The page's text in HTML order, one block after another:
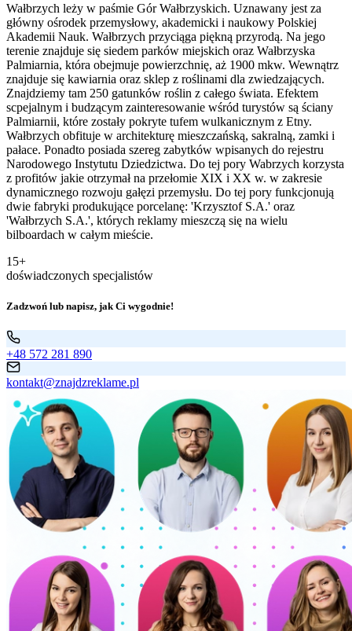
Wałbrzych leży w paśmie Gór Wałbrzyskich. Uznawany jest za
główny ośrodek przemysłowy, akademicki i naukowy Polskiej
Akademii Nauk. Wałbrzych przyciąga piękną przyrodą. Na jego
terenie znajduje się siedem parków miejskich oraz Wałbrzyska
Palmiarnia, która obejmuje powierzchnię, aż 1900 mkw. Wewnątrz
znajduje się kawiarnia oraz sklep z roślinami dla zwiedzających.
Znajdziemy tam 250 gatunków roślin z całego świata. Efektem
scpejalnym i budzącym zainteresowanie wśród turystów są ściany
Palmiarnii, które zostały pokryte tufem wulkanicznym z Etny.
Wałbrzych obfituje w architekturę mieszczańską, sakralną, zamki i
pałace. Ponadto posiada szereg zabytków wpisanych do rejestru
Narodowego Instytutu Dziedzictwa. Do tej pory Wabrzych korzysta
z profitów jakie otrzymał na przełomie XIX i XX w. w zakresie
dynamicznego rozwoju gałęzi przemysłu. Do tej pory funkcjonują
dwie fabryki produkujące porcelanę: 'Krzysztof S.A.' oraz
'Wałbrzych S.A.', których reklamy mieszczą się na wielu
bilboardach w całym mieście.
15+
doświadczonych specjalistów
Zadzwoń lub napisz, jak Ci wygodnie!
+48 572 281 890
kontakt@znajdzreklame.pl